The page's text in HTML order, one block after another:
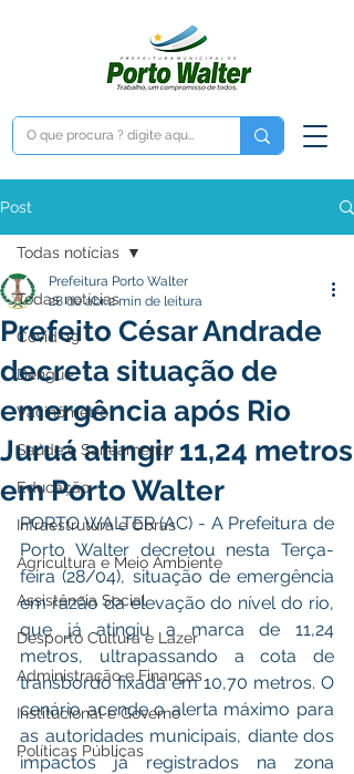
Post
Todas notícias
Covid-19
Dengue
Vacinômetro
Saúde e Saneamento
Educação
Infraestrutura e Obras
Agricultura e Meio Ambiente
Assistência Social
Desporto Cultura e Lazer
Administração e Finanças
Institucional e Governo
Políticas Públicas
Todas notícias
Prefeito César Andrade
decreta situação de
emergência após Rio
Juruá atingir 11,24 metros
em Porto Walter
Prefeitura Porto Walter
28 de abr.2 min de leitura
PORTO WALTER (AC) - A Prefeitura de
Porto Walter decretou nesta Terça-
feira (28/04), situação de emergência
em razão da elevação do nível do rio,
que já atingiu a marca de 11,24
metros, ultrapassando a cota de
transbordo fixada em 10,70 metros. O
cenário acende o alerta máximo para
as autoridades municipais, diante dos
impactos já registrados na zona